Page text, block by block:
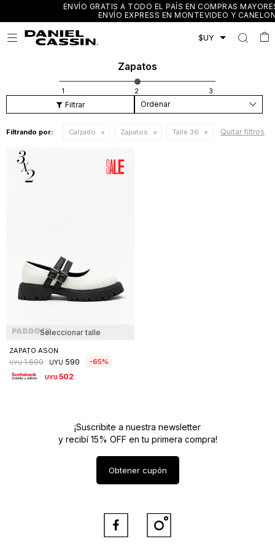
ENVÍO GRATIS A TODO EL PAÍS EN COMPRAS MAYORES A $3.000 /
ENVÍO EXPRESS EN MONTEVIDEO Y CANELONES

Zapatos
Recomendados
Filtrando por: Calzado Zapatos Talle 36 Quitar filtros
Seleccionar talle
ZAPATO ASON
UYU 1.690 UYU 590 65
UYU502
¡Suscribite a nuestra newsletter
y recibí 15% OFF en tu primera compra!
Obtener cupón
 